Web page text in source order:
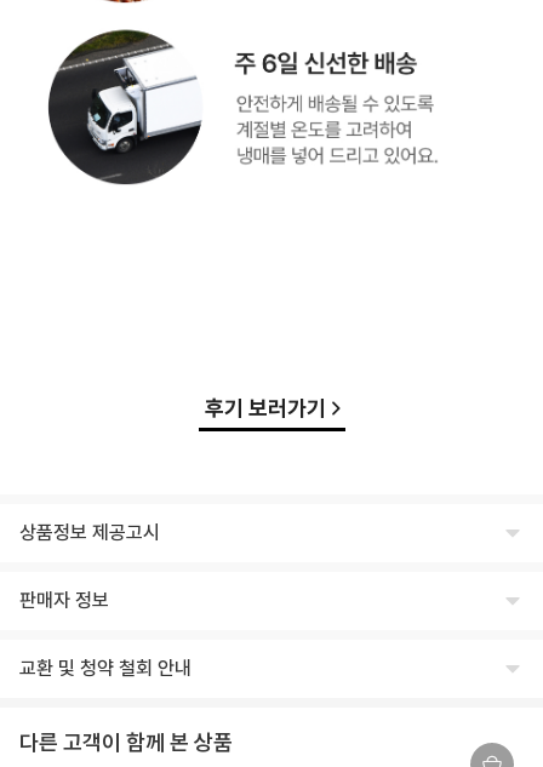
후기 보러가기
상품정보 제공고시
상세페이지 하단 참고
생산자 및 소재지(수입품의 경우 생산자, 수입자 및 제조국)
제조연월일, 유통기한 또는 소비기한
판매자 정보
주식회사 윙잇
임승진
교환 및 청약 철회 안내
다른 고객이 함께 본 상품